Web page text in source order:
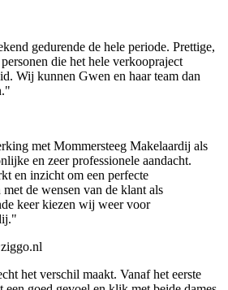
gedurende de hele periode. Prettige,
die het hele verkoopraject
Wij kunnen Gwen en haar team dan
met Mommersteeg Makelaardij als
en zeer professionele aandacht.
en inzicht om een perfecte
de wensen van de klant als
keer kiezen wij weer voor
het verschil maakt. Vanaf het eerste